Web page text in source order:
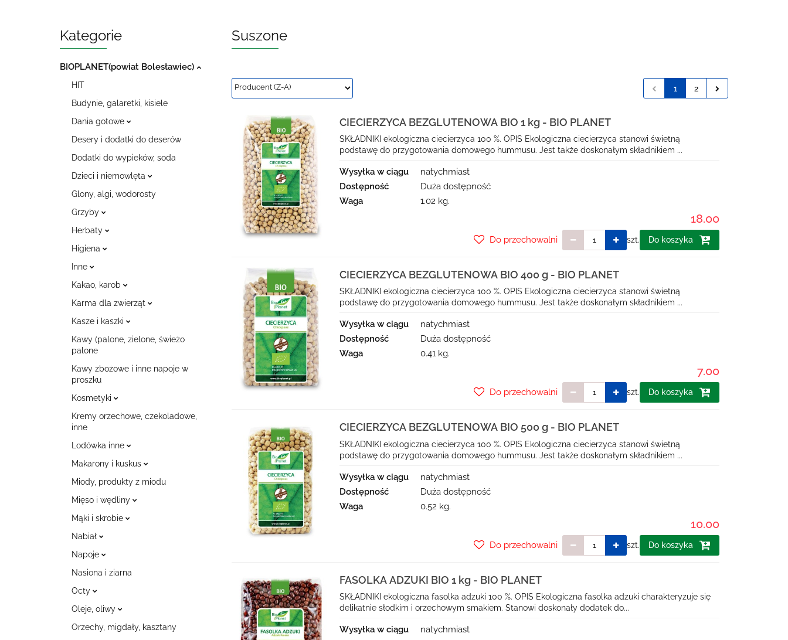
Kategorie
BIOPLANET(powiat Bolesławiec)
HIT
Budynie, galaretki, kisiele
Dania gotowe
Desery i dodatki do deserów
Dodatki do wypieków, soda
Dzieci i niemowlęta
Glony, algi, wodorosty
Grzyby
Herbaty
Higiena
Inne
Kakao, karob
Karma dla zwierząt
Kasze i kaszki
Kawy (palone, zielone, świeżo
palone
Kawy zbożowe i inne napoje w
proszku
Kosmetyki
Kremy orzechowe, czekoladowe,
inne
Lodówka inne
Makarony i kuskus
Miody, produkty z miodu
Mięso i wędliny
Mąki i skrobie
Nabiał
Napoje
Nasiona i ziarna
Octy
Oleje, oliwy
Orzechy, migdały, kasztany
Suszone
1 2
CIECIERZYCA BEZGLUTENOWA BIO 1 kg - BIO PLANET
SKŁADNIKI ekologiczna ciecierzyca 100 %. OPIS Ekologiczna ciecierzyca stanowi świetną
podstawę do przygotowania domowego hummusu. Jest także doskonałym składnikiem ...
Wysyłka w ciągu
natychmiast
Dostępność
Duża dostępność
Waga
1.02 kg.
18.00
szt. Do koszyka
Do przechowalni
CIECIERZYCA BEZGLUTENOWA BIO 400 g - BIO PLANET
SKŁADNIKI ekologiczna ciecierzyca 100 %. OPIS Ekologiczna ciecierzyca stanowi świetną
podstawę do przygotowania domowego hummusu. Jest także doskonałym składnikiem ...
Wysyłka w ciągu
natychmiast
Dostępność
Duża dostępność
Waga
0.41 kg.
7.00
szt. Do koszyka
Do przechowalni
CIECIERZYCA BEZGLUTENOWA BIO 500 g - BIO PLANET
SKŁADNIKI ekologiczna ciecierzyca 100 %. OPIS Ekologiczna ciecierzyca stanowi świetną
podstawę do przygotowania domowego hummusu. Jest także doskonałym składnikiem ...
Wysyłka w ciągu
natychmiast
Dostępność
Duża dostępność
Waga
0.52 kg.
10.00
szt. Do koszyka
Do przechowalni
FASOLKA ADZUKI BIO 1 kg - BIO PLANET
SKŁADNIKI ekologiczna fasolka adzuki 100 %. OPIS Ekologiczna fasolka adzuki charakteryzuje się
delikatnie słodkim i orzechowym smakiem. Stanowi doskonały dodatek do...
Wysyłka w ciągu
natychmiast